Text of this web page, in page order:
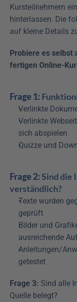
Kursteilnehmern
hinterlassen. Die
auf kleine Details
Probiere es selbst
fertigen Online-
Frage 1:
Verlinkte
Verlinkte
sich abspielen
Quizze und
Frage 2: Sind die
verständlich?
Texte wurden
geprüft
Bilder und
ausreichende
Anleitungen/
getestet
Frage 3: Sind alle
Quelle belegt?